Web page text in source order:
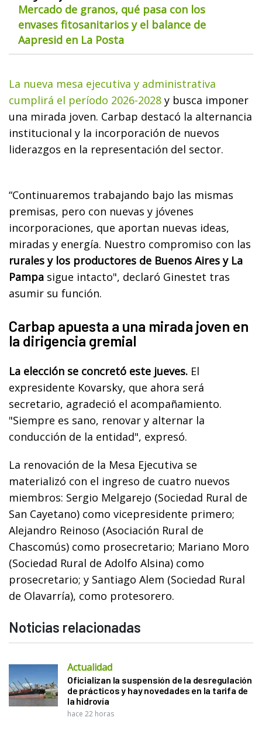
Mercado de granos, qué pasa con los
envases fitosanitarios y el balance de
Aapresid en La Posta
La nueva mesa ejecutiva y administrativa
cumplirá el período 2026-2028 y busca imponer
una mirada joven. Carbap destacó la alternancia
institucional y la incorporación de nuevos
liderazgos en la representación del sector.
“Continuaremos trabajando bajo las mismas
premisas, pero con nuevas y jóvenes
incorporaciones, que aportan nuevas ideas,
miradas y energía. Nuestro compromiso con las
rurales y los productores de Buenos Aires y La
Pampa sigue intacto", declaró Ginestet tras
asumir su función.
Carbap apuesta a una mirada joven en
la dirigencia gremial
La elección se concretó este jueves. El
expresidente Kovarsky, que ahora será
secretario, agradeció el acompañamiento.
"Siempre es sano, renovar y alternar la
conducción de la entidad", expresó.
La renovación de la Mesa Ejecutiva se
materializó con el ingreso de cuatro nuevos
miembros: Sergio Melgarejo (Sociedad Rural de
San Cayetano) como vicepresidente primero;
Alejandro Reinoso (Asociación Rural de
Chascomús) como prosecretario; Mariano Moro
(Sociedad Rural de Adolfo Alsina) como
prosecretario; y Santiago Alem (Sociedad Rural
de Olavarría), como protesorero.
Noticias relacionadas
Actualidad
Oficializan la suspensión de la desregulación
de prácticos y hay novedades en la tarifa de
la hidrovía
hace 22 horas